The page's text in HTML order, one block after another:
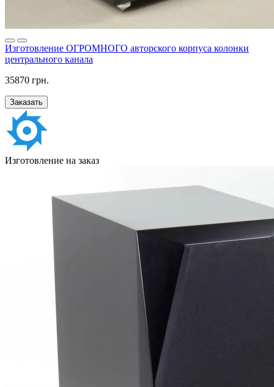
Изготовление ОГРОМНОГО авторского корпуса колонки
центрального канала
35870 грн.
Заказать
Изготовление на заказ